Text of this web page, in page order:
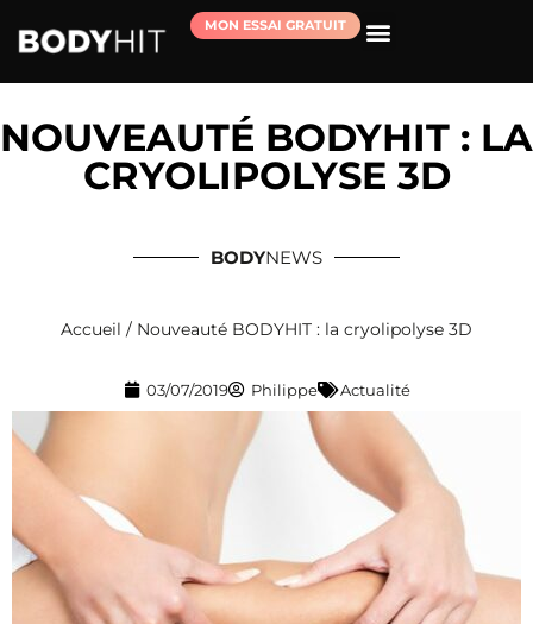
MON ESSAI GRATUIT
NOUVEAUTÉ BODYHIT : LA
CRYOLIPOLYSE 3D
BODYNEWS
Accueil / Nouveauté BODYHIT : la cryolipolyse 3D
03/07/2019 Philippe Actualité